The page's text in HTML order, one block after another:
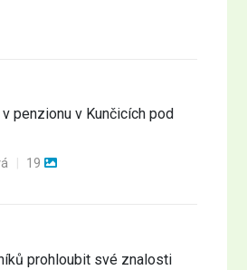
penzionu v Kunčicích pod
19
prohloubit své znalosti